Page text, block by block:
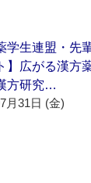
学生連盟・先
】広がる漢方
方研究…
月31日 (金)